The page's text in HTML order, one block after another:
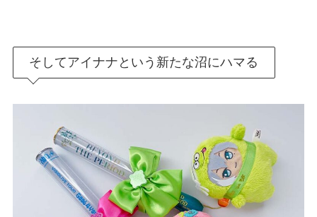
そしてアイナナという新たな沼にハマる